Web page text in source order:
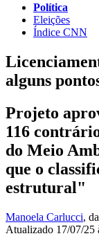
Política
Eleições
Índice CNN
alguns
Projeto
116
do Meio
que o
estrutural"
Manoela Carlucci,
Atualizado 17/07/25